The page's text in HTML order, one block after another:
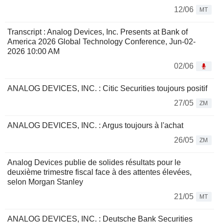
12/06
MT
Transcript : Analog Devices, Inc. Presents at Bank of
America 2026 Global Technology Conference, Jun-02-
2026 10:00 AM
02/06
ANALOG DEVICES, INC. : Citic Securities toujours positif
27/05
ZM
ANALOG DEVICES, INC. : Argus toujours à l'achat
26/05
ZM
Analog Devices publie de solides résultats pour le
deuxième trimestre fiscal face à des attentes élevées,
selon Morgan Stanley
21/05
MT
ANALOG DEVICES, INC. : Deutsche Bank Securities